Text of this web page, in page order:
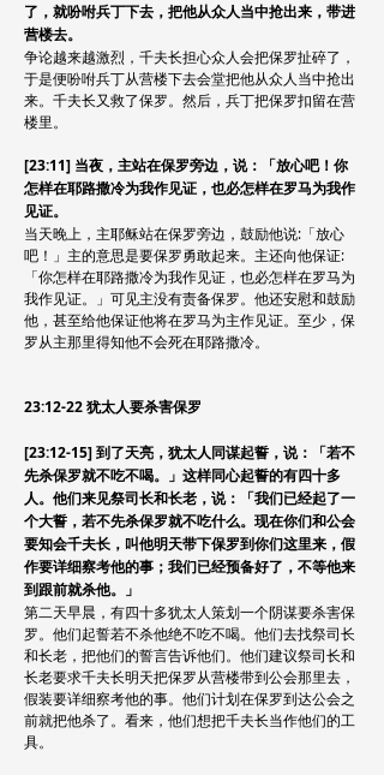
了，就吩咐兵丁下去，把他从众人当中抢出来，带进
营楼去。
争论越来越激烈，千夫长担心众人会把保罗扯碎了，
于是便吩咐兵丁从营楼下去会堂把他从众人当中抢出
来。千夫长又救了保罗。然后，兵丁把保罗扣留在营
楼里。
[23:11] 当夜，主站在保罗旁边，说：「放心吧！你
怎样在耶路撒冷为我作见证，也必怎样在罗马为我作
见证。
当天晚上，主耶稣站在保罗旁边，鼓励他说:「放心
吧！」主的意思是要保罗勇敢起来。主还向他保证:
「你怎样在耶路撒冷为我作见证，也必怎样在罗马为
我作见证。」可见主没有责备保罗。他还安慰和鼓励
他，甚至给他保证他将在罗马为主作见证。至少，保
罗从主那里得知他不会死在耶路撒冷。
23:12-22 犹太人要杀害保罗
[23:12-15] 到了天亮，犹太人同谋起誓，说：「若不
先杀保罗就不吃不喝。」这样同心起誓的有四十多
人。他们来见祭司长和长老，说：「我们已经起了一
个大誓，若不先杀保罗就不吃什么。现在你们和公会
要知会千夫长，叫他明天带下保罗到你们这里来，假
作要详细察考他的事；我们已经预备好了，不等他来
到跟前就杀他。」
第二天早晨，有四十多犹太人策划一个阴谋要杀害保
罗。他们起誓若不杀他绝不吃不喝。他们去找祭司长
和长老，把他们的誓言告诉他们。他们建议祭司长和
长老要求千夫长明天把保罗从营楼带到公会那里去，
假装要详细察考他的事。他们计划在保罗到达公会之
前就把他杀了。看来，他们想把千夫长当作他们的工
具。